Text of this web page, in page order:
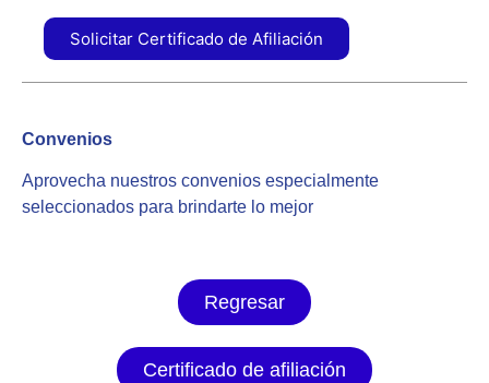
Solicitar Certificado de Afiliación
Convenios
Aprovecha nuestros convenios especialmente
seleccionados para brindarte lo mejor
Regresar
Certificado de afiliación